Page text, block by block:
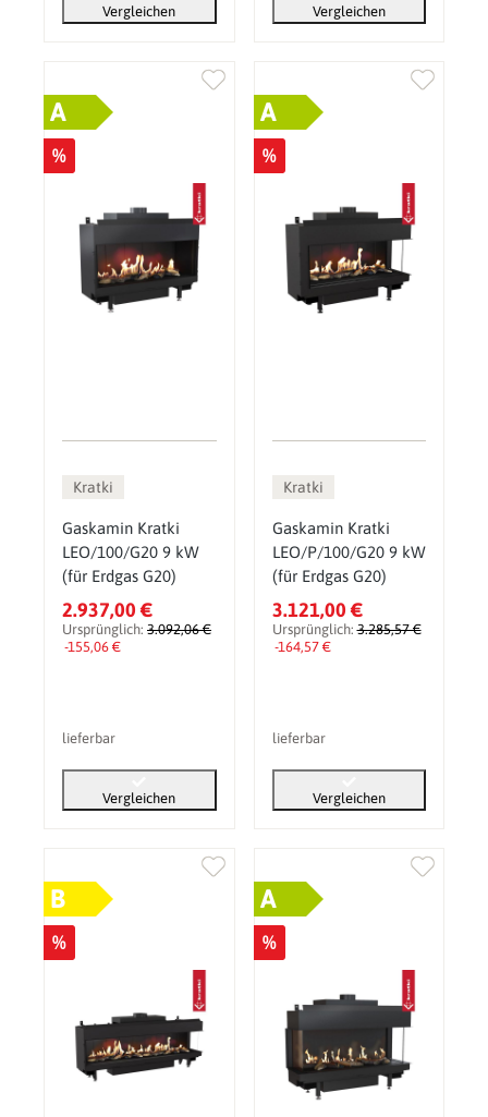
Vergleichen Vergleichen
A
%
Kratki
Gaskamin Kratki
LEO/100/G20 9 kW
(für Erdgas G20)
2.937,00 €
Ursprünglich: 3.092,06 €
-155,06 €
lieferbar
Vergleichen
A
%
Kratki
Gaskamin Kratki
LEO/P/100/G20 9 kW
(für Erdgas G20)
3.121,00 €
Ursprünglich:3.285,57 €
-164,57 €
lieferbar
Vergleichen
B
%
A
%